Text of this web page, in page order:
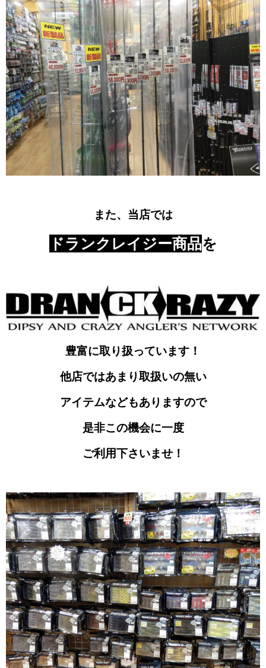
また、当店では
ドランクレイジー商品を
豊富に取り扱っています！
他店ではあまり取扱いの無い
アイテムなどもありますので
是非この機会に一度
ご利用下さいませ！